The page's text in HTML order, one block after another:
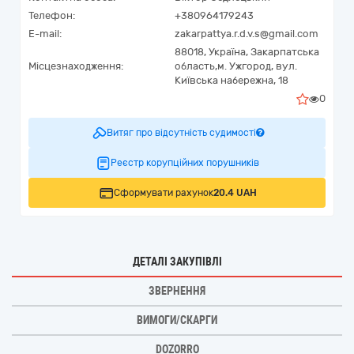
Телефон:
+380964179243
E-mail:
zakarpattya.r.d.v.s@gmail.com
Місцезнаходження:
88018, Україна, Закарпатська
область,м. Ужгород, вул.
Київська набережна, 18
0
Витяг про відсутність судимості
Реєстр корупційних порушників
Сформувати рахунок20.4 UAH
ДЕТАЛІ ЗАКУПІВЛІ
ЗВЕРНЕННЯ
ВИМОГИ/СКАРГИ
DOZORRO